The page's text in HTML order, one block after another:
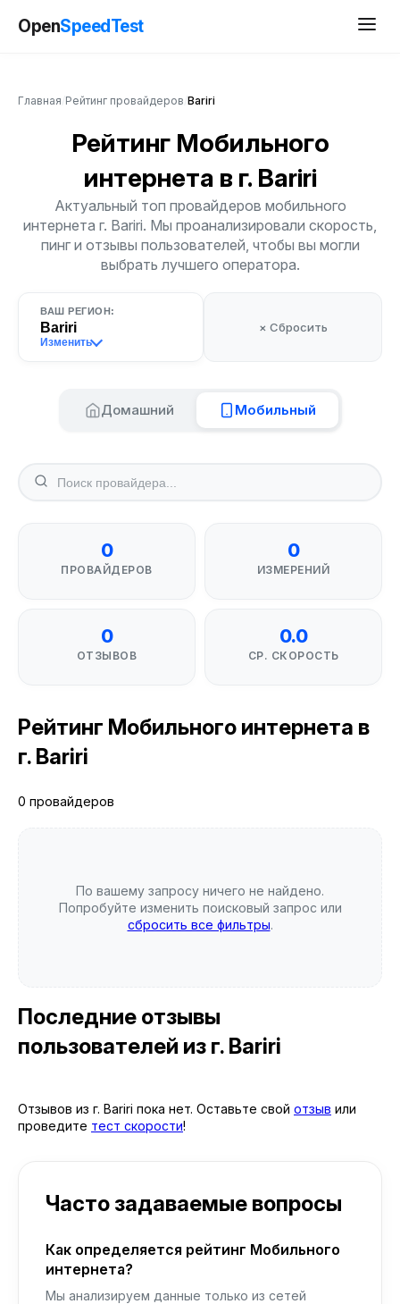
OpenSpeedTest
Главная Рейтинг провайдеров Bariri
Рейтинг Мобильного
интернета в г. Bariri
Актуальный топ провайдеров мобильного
интернета г. Bariri. Мы проанализировали скорость,
пинг и отзывы пользователей, чтобы вы могли
выбрать лучшего оператора.
ВАШ РЕГИОН:
Bariri
Изменить
× Сбросить
Домашний Мобильный
0
ПРОВАЙДЕРОВ
0
ИЗМЕРЕНИЙ
0
ОТЗЫВОВ
0.0
СР. СКОРОСТЬ
Рейтинг Мобильного интернета в
г. Bariri
0 провайдеров
По вашему запросу ничего не найдено.
Попробуйте изменить поисковый запрос или
сбросить все фильтры.
Последние отзывы
пользователей из г. Bariri
Отзывов из г. Bariri пока нет. Оставьте свой отзыв или
проведите тест скорости!
Часто задаваемые вопросы
Как определяется рейтинг Мобильного
интернета?
Мы анализируем данные только из сетей